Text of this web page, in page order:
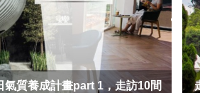
氣質養成計畫part 1，走訪10間